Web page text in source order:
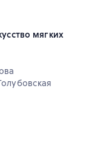
мягких
4,9 на основе 13 оценок